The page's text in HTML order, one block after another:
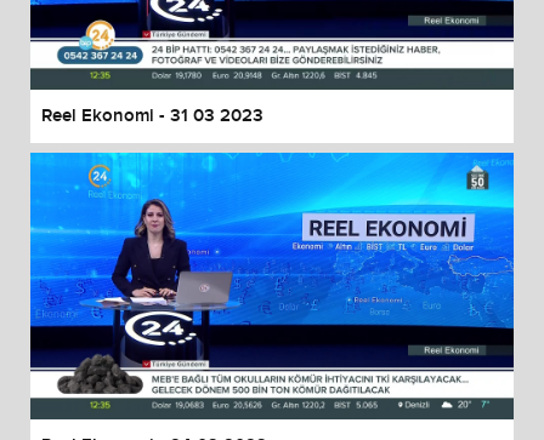
Reel Ekonomi - 31 03 2023